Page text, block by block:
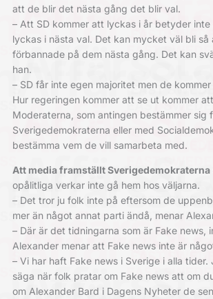
att de blir det nästa gång det blir val.
– Att SD kommer att lyckas i år betyder
lyckas i nästa val. Det kan mycket väl bli så
förbannade på dem nästa gång. Det kan
han.
– SD får inte egen majoritet men de
Hur regeringen kommer att se ut kommer
Moderaterna, som antingen bestämmer sig
Sverigedemokraterna eller med
bestämma vem de vill samarbeta med.
Att media framställt Sverigedemokraterna
opålitliga verkar inte gå hem hos väljarna.
– Det tror ju folk inte på eftersom de
mer än något annat parti ändå, menar
– Där är det tidningarna som är Fake news,
Alexander menar att Fake news inte är
– Vi har haft Fake news i Sverige i alla
säga när folk pratar om Fake news att om
om Alexander Bard i Dagens Nyheter de